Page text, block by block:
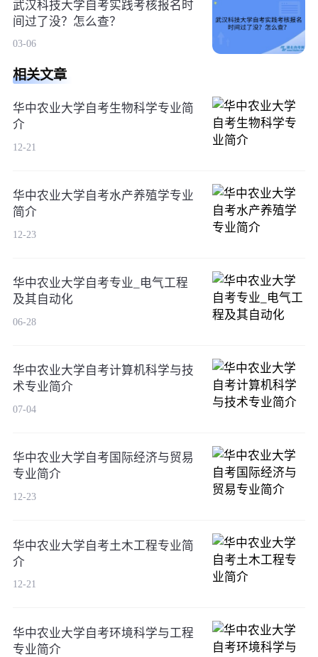
武汉科技大学自考实践考核报名时
间过了没？怎么查？
03-06
相关文章
华中农业大学自考生物科学专业简
介
12-21
华中农业大学自考水产养殖学专业
简介
12-23
华中农业大学自考专业_电气工程
及其自动化
06-28
华中农业大学自考计算机科学与技
术专业简介
07-04
华中农业大学自考国际经济与贸易
专业简介
12-23
华中农业大学自考土木工程专业简
介
12-21
华中农业大学自考环境科学与工程
专业简介